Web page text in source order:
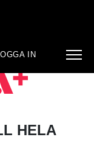
IN
HELA